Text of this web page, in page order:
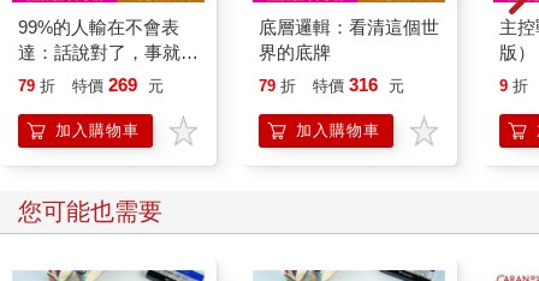
99%的人輸在不會表
達：話說對了，事就成
了。公司裡該怎麼說
79 折 特價 269 元
加入購物車
底層邏輯：看清這個世
界的底牌
79 折 特價 316 元
加入購物車
主
版）
9 折
您可能也需要